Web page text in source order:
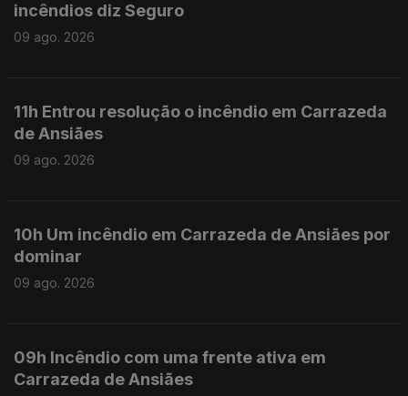
incêndios diz Seguro
09 ago. 2026
11h Entrou resolução o incêndio em Carrazeda
de Ansiães
09 ago. 2026
10h Um incêndio em Carrazeda de Ansiães por
dominar
09 ago. 2026
09h Incêndio com uma frente ativa em
Carrazeda de Ansiães